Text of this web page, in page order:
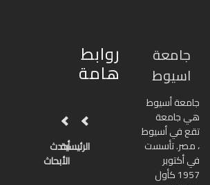
جامعة
اسيوط
جامعة أسيوط
هي جامعة
تقع في أسيوط
، مصر. تأسست
في أكتوبر
1957 كأول
روابط
هامة
الرئيسيةأحدث
الأبحاث